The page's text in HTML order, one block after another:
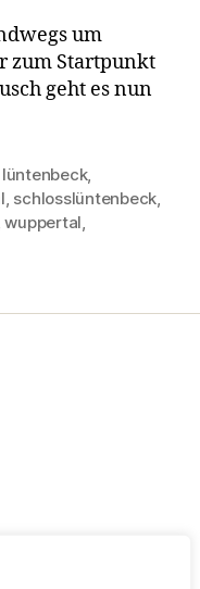
um
zum Startpunkt
geht es nun
lüntenbeck,
schlosslüntenbeck
,wuppertal